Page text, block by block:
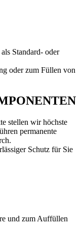
Standard- oder
oder zum Füllen von
stellen wir höchste
permanente
Schutz für Sie
und zum Auffüllen